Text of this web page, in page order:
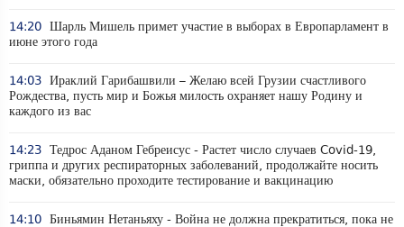
14:20 Шарль Мишель примет участие в выборах в Европарламент в
июне этого года
14:03 Ираклий Гарибашвили – Желаю всей Грузии счастливого
Рождества, пусть мир и Божья милость охраняет нашу Родину и
каждого из вас
14:23 Тедрос Аданом Гебреисус - Растет число случаев Covid-19,
гриппа и других респираторных заболеваний, продолжайте носить
маски, обязательно проходите тестирование и вакцинацию
14:10 Биньямин Нетаньяху - Война не должна прекратиться, пока не